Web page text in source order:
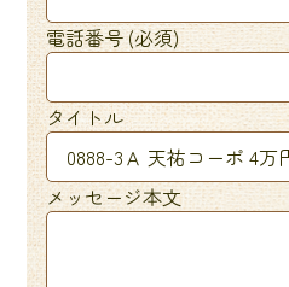
電話番号 (必須)
タイトル
メッセージ本文